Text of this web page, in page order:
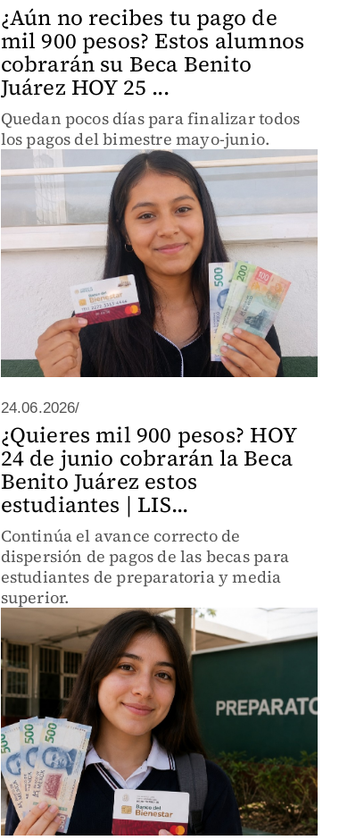
¿Aún no recibes tu pago de
mil 900 pesos? Estos alumnos
cobrarán su Beca Benito
Juárez HOY 25 ...
Quedan pocos días para finalizar todos
los pagos del bimestre mayo-junio.
24.06.2026/
¿Quieres mil 900 pesos? HOY
24 de junio cobrarán la Beca
Benito Juárez estos
estudiantes | LIS...
Continúa el avance correcto de
dispersión de pagos de las becas para
estudiantes de preparatoria y media
superior.